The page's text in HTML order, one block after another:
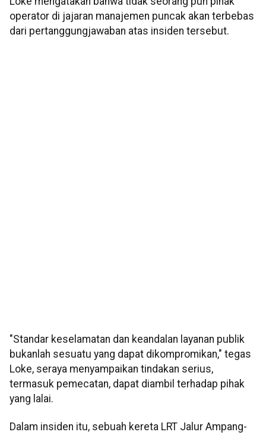
operator di jajaran manajemen puncak akan terbebas
dari pertanggungjawaban atas insiden tersebut.
"Standar keselamatan dan keandalan layanan publik
bukanlah sesuatu yang dapat dikompromikan," tegas
Loke, seraya menyampaikan tindakan serius,
termasuk pemecatan, dapat diambil terhadap pihak
yang lalai.
Dalam insiden itu, sebuah kereta LRT Jalur Ampang-